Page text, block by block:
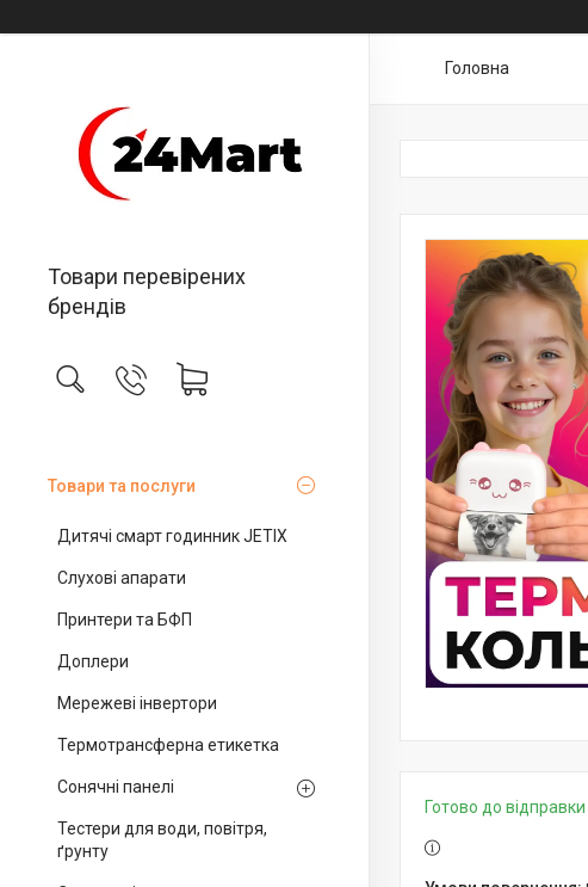
Товари перевірених
брендів
Товари та послуги
Дитячі смарт годинник JETIX
Слухові апарати
Принтери та БФП
Доплери
Мережеві інвертори
Термотрансферна етикетка
Сонячні панелі
Тестери для води, повітря,
ґрунту
Головна
Готово до відправки